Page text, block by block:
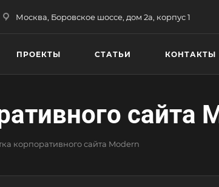
Москва, Боровское шоссе, дом 2а, корпус 1
ПРОЕКТЫ СТАТЬИ КОНТАКТЫ
сайта
корпоративного сайта Modern